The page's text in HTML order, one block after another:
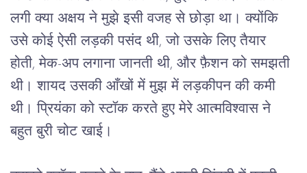
लगी क्या अक्षय ने मुझे इसी वजह से छोड़ा था। क्योंकि
उसे कोई ऐसी लड़की पसंद थी, जो उसके लिए तैयार
होती, मेक-अप लगाना जानती थी, और फ़ैशन को समझती
थी। शायद उसकी आँखों में मुझ में लड़कीपन की कमी
थी। प्रियंका को स्टॉक करते हुए मेरे आत्मविश्वास ने
बहुत बुरी चोट खाई।